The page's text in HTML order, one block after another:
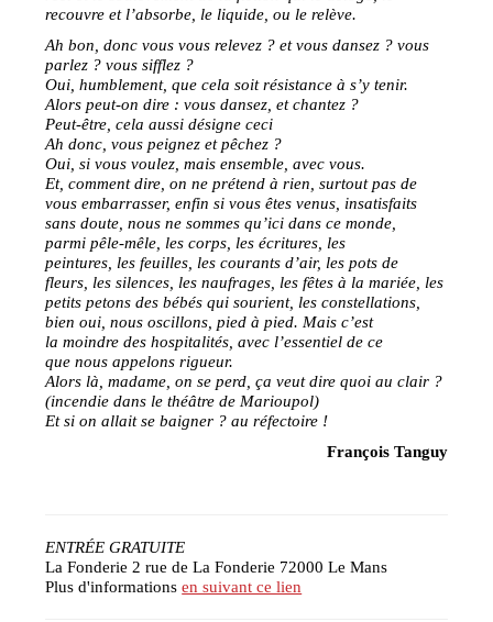
recouvre et l’absorbe, le liquide, ou le relève.
Ah bon, donc vous vous relevez ? et vous dansez ? vous
parlez ? vous sifflez ?
Oui, humblement, que cela soit résistance à s’y tenir.
Alors peut-on dire : vous dansez, et chantez ?
Peut-être, cela aussi désigne ceci
Ah donc, vous peignez et pêchez ?
Oui, si vous voulez, mais ensemble, avec vous.
Et, comment dire, on ne prétend à rien, surtout pas de
vous embarrasser, enfin si vous êtes venus, insatisfaits
sans doute, nous ne sommes qu’ici dans ce monde,
parmi pêle-mêle, les corps, les écritures, les
peintures, les feuilles, les courants d’air, les pots de
fleurs, les silences, les naufrages, les fêtes à la mariée, les
petits petons des bébés qui sourient, les constellations,
bien oui, nous oscillons, pied à pied. Mais c’est
la moindre des hospitalités, avec l’essentiel de ce
que nous appelons rigueur.
Alors là, madame, on se perd, ça veut dire quoi au clair ?
(incendie dans le théâtre de Marioupol)
Et si on allait se baigner ? au réfectoire !
François Tanguy
ENTRÉE GRATUITE
La Fonderie 2 rue de La Fonderie 72000 Le Mans
Plus d'informationsen suivant ce lien